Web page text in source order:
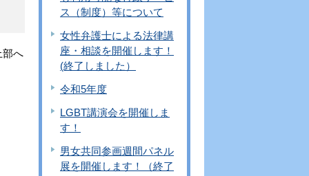
部へ
ス（制度）等について
女性弁護士による法律講
座・相談を開催します！
(終了しました）
令和5年度
LGBT講演会を開催しま
す！
男女共同参画週間パネル
展を開催します！（終了